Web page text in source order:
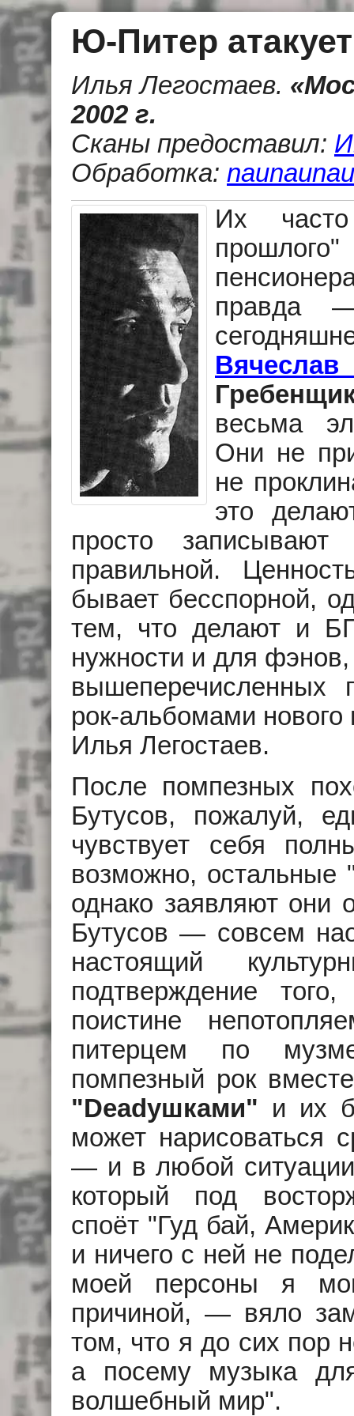
Ю-Питер атакует
Илья Легостаев.
2002 г.
Сканы предоставил:
Обработка:
Их
правда
весьма
Они не
не
это
просто
правильной.
бывает бесспорной,
тем, что делают и
нужности и для
вышеперечисленных
рок-альбомами нового
Илья Легостаев.
После помпезных
Бутусов, пожалуй,
чувствует себя
возможно, остальные
однако заявляют они
Бутусов — совсем
настоящий
подтверждение
поистине
питерцем по
помпезный рок
"Deadушками" и их
может нарисоваться
— и в любой ситуации
который под
споёт "Гуд бай,
и ничего с ней не
моей персоны я
причиной, — вяло
том, что я до сих пор
а посему музыка
волшебный мир".